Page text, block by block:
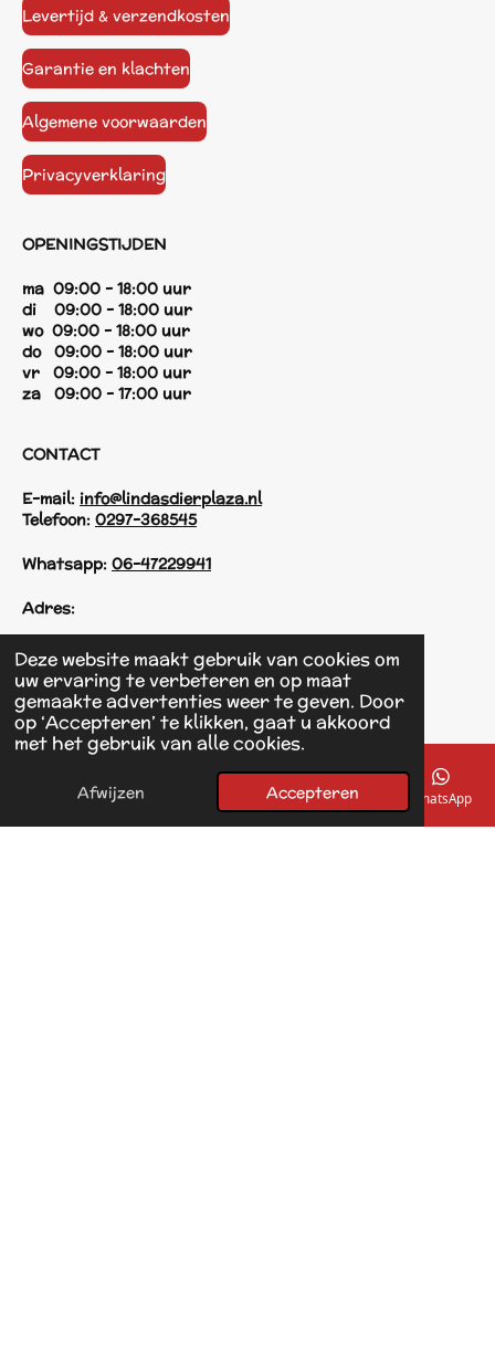
Deze website maakt gebruik van cookies om
uw ervaring te verbeteren en op maat
gemaakte advertenties weer te geven. Door
op ‘Accepteren’ te klikken, gaat u akkoord
met het gebruik van alle cookies.
Afwijzen Accepteren
Levertijd & verzendkosten
Garantie en klachten
Algemene voorwaarden
Privacyverklaring
OPENINGSTIJDEN
ma 09:00 - 18:00 uur
di 09:00 - 18:00 uur
wo 09:00 - 18:00 uur
do 09:00 - 18:00 uur
vr 09:00 - 18:00 uur
za 09:00 - 17:00 uur
CONTACT
E-mail: info@lindasdierplaza.nl
Telefoon: 0297-368545
Whatsapp: 06-47229941
Adres:
Einsteinstraat 125
1433 KH Kudelstaart
F
a
o
© 2017 - 2026 Linda's Dierplaza
E-mailadres Telefoonnummer Kaart Facebook WhatsApp